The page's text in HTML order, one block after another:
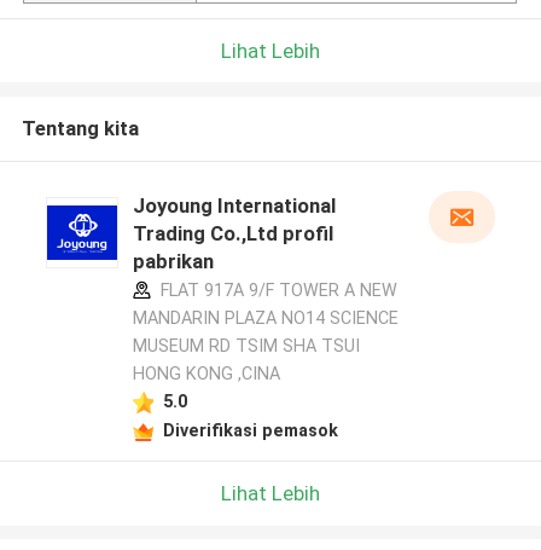
Lihat Lebih
Tentang kita
Joyoung International
Trading Co.,Ltd profil
pabrikan
FLAT 917A 9/F TOWER A NEW
MANDARIN PLAZA NO14 SCIENCE
MUSEUM RD TSIM SHA TSUI
HONG KONG ,CINA
5.0
Diverifikasi pemasok
Lihat Lebih